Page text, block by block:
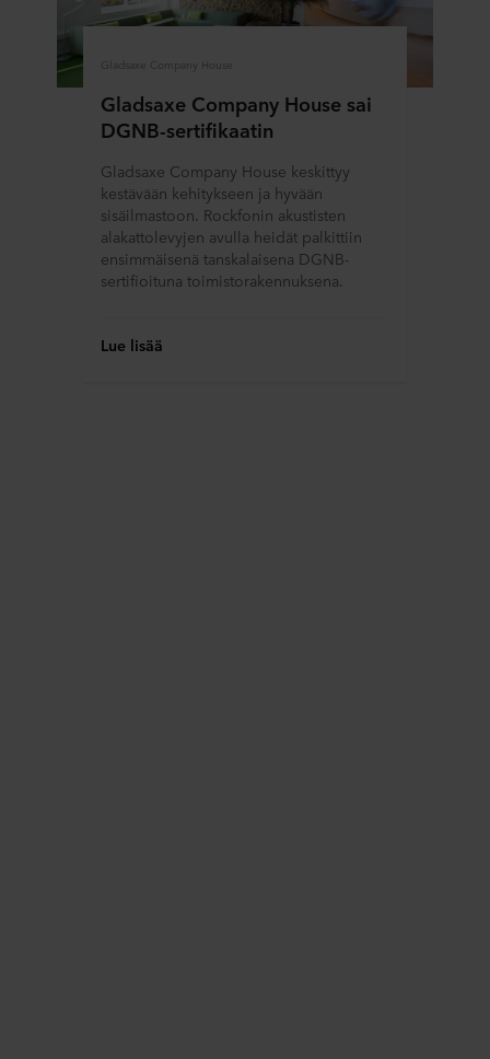
Gladsaxe Company House
Gladsaxe Company House sai
DGNB-sertifikaatin
Gladsaxe Company House keskittyy
kestävään kehitykseen ja hyvään
sisäilmastoon. Rockfonin akustisten
alakattolevyjen avulla heidät palkittiin
ensimmäisenä tanskalaisena DGNB-
sertifioituna toimistorakennuksena.
Lue lisää